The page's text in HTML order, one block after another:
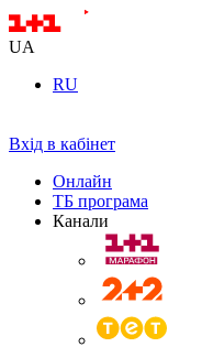
UA
RU
Вхід в кабінет
Онлайн
ТБ програма
Канали